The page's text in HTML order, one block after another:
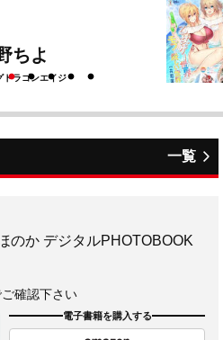
芹
ンエイジ
一覧
のか デジタルPHOTOBOOK
確認下さい
電子書籍を購入する